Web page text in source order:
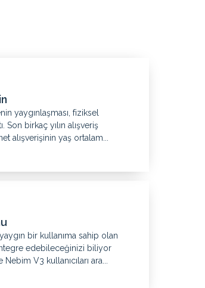
yaygınlaşması, fiziksel
birkaç yılın alışveriş
alışverişinin yaş ortalam...
bir kullanıma sahip olan
edebileceğinizi biliyor
V3 kullanıcıları ara...